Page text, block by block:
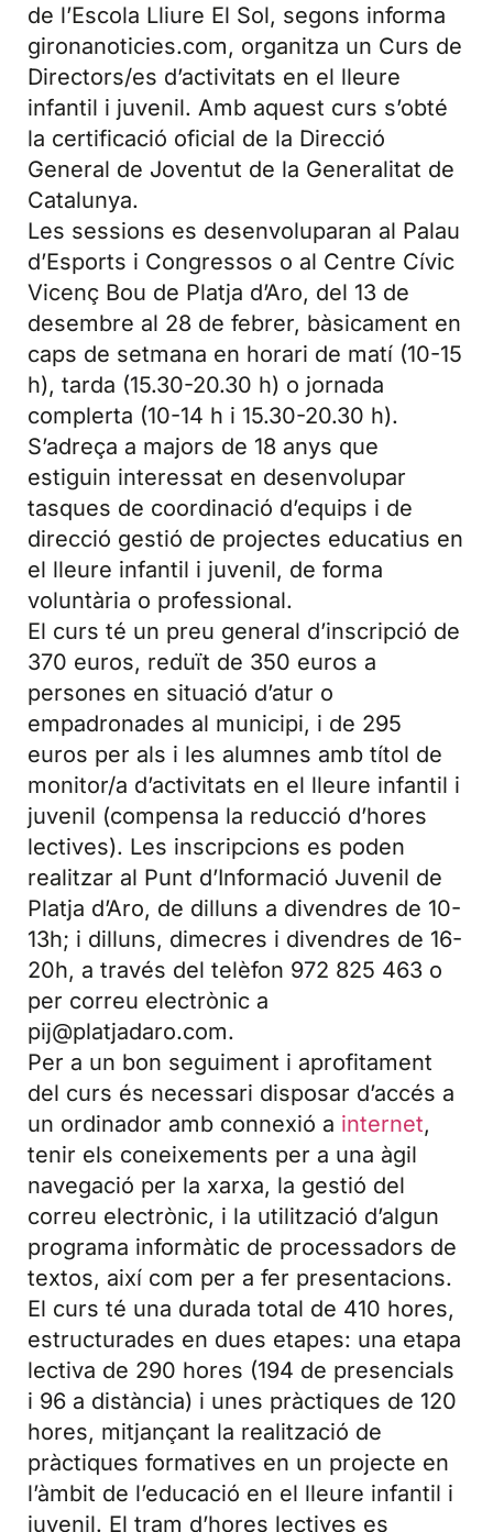
de l’Escola Lliure El Sol, segons informa
gironanoticies.com, organitza un Curs de
Directors/es d’activitats en el lleure
infantil i juvenil. Amb aquest curs s’obté
la certificació oficial de la Direcció
General de Joventut de la Generalitat de
Catalunya.
Les sessions es desenvoluparan al Palau
d’Esports i Congressos o al Centre Cívic
Vicenç Bou de Platja d’Aro, del 13 de
desembre al 28 de febrer, bàsicament en
caps de setmana en horari de matí (10-15
h), tarda (15.30-20.30 h) o jornada
complerta (10-14 h i 15.30-20.30 h).
S’adreça a majors de 18 anys que
estiguin interessat en desenvolupar
tasques de coordinació d’equips i de
direcció gestió de projectes educatius en
el lleure infantil i juvenil, de forma
voluntària o professional.
El curs té un preu general d’inscripció de
370 euros, reduït de 350 euros a
persones en situació d’atur o
empadronades al municipi, i de 295
euros per als i les alumnes amb títol de
monitor/a d’activitats en el lleure infantil i
juvenil (compensa la reducció d’hores
lectives). Les inscripcions es poden
realitzar al Punt d’Informació Juvenil de
Platja d’Aro, de dilluns a divendres de 10-
13h; i dilluns, dimecres i divendres de 16-
20h, a través del telèfon 972 825 463 o
per correu electrònic a
pij@platjadaro.com.
Per a un bon seguiment i aprofitament
del curs és necessari disposar d’accés a
un ordinador amb connexió a internet,
tenir els coneixements per a una àgil
navegació per la xarxa, la gestió del
correu electrònic, i la utilització d’algun
programa informàtic de processadors de
textos, així com per a fer presentacions.
El curs té una durada total de 410 hores,
estructurades en dues etapes: una etapa
lectiva de 290 hores (194 de presencials
i 96 a distància) i unes pràctiques de 120
hores, mitjançant la realització de
pràctiques formatives en un projecte en
l’àmbit de l’educació en el lleure infantil i
juvenil. El tram d’hores lectives es